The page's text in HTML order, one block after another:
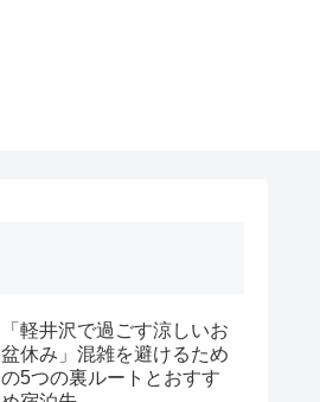
「軽井沢で過ごす涼しいお
盆休み」混雑を避けるため
の5つの裏ルートとおすす